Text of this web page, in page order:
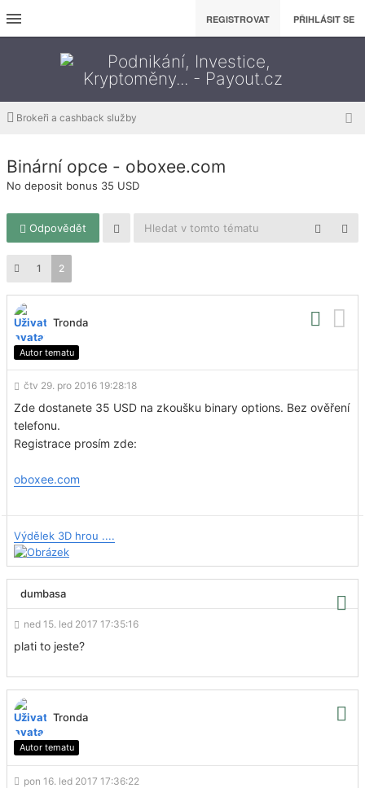
REGISTROVAT PŘIHLÁSIT SE
Brokeři a cashback služby
Binární opce - oboxee.com
No deposit bonus 35 USD
Odpovědět
1 2
Tronda
Autor tematu
čtv 29. pro 2016 19:28:18
Zde dostanete 35 USD na zkoušku binary options. Bez ověření
telefonu.
Registrace prosím zde:
oboxee.com
Výdělek 3D hrou ....
dumbasa
ned 15. led 2017 17:35:16
plati to jeste?
Tronda
Autor tematu
pon 16. led 2017 17:36:22